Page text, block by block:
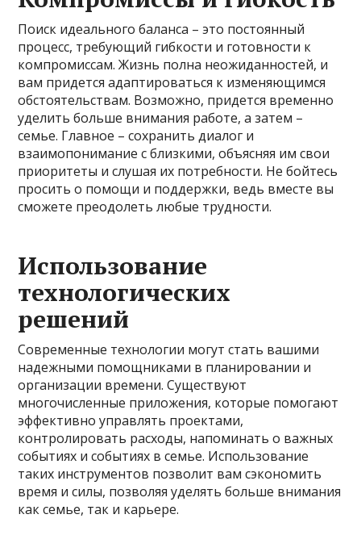
Поиск идеального баланса – это постоянный
процесс, требующий гибкости и готовности к
компромиссам. Жизнь полна неожиданностей, и
вам придется адаптироваться к изменяющимся
обстоятельствам. Возможно, придется временно
уделить больше внимания работе, а затем –
семье. Главное – сохранить диалог и
взаимопонимание с близкими, объясняя им свои
приоритеты и слушая их потребности. Не бойтесь
просить о помощи и поддержки, ведь вместе вы
сможете преодолеть любые трудности.
Использование
технологических
решений
Современные технологии могут стать вашими
надежными помощниками в планировании и
организации времени. Существуют
многочисленные приложения, которые помогают
эффективно управлять проектами,
контролировать расходы, напоминать о важных
событиях и событиях в семье. Использование
таких инструментов позволит вам сэкономить
время и силы, позволяя уделять больше внимания
как семье, так и карьере.